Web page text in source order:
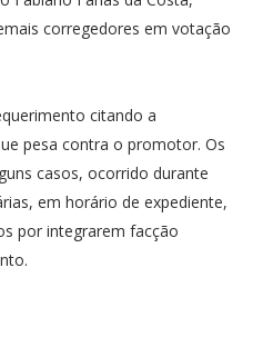
corregedores em votação
citando a
pesa contra o promotor. Os
casos, ocorrido durante
em horário de expediente,
por integrarem facção